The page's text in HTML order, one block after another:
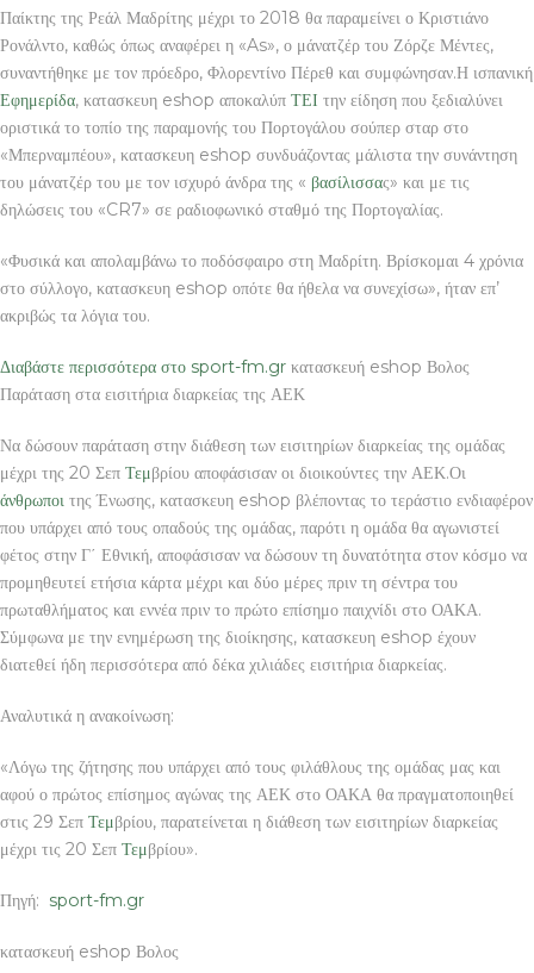
Παίκτης της Ρεάλ Μαδρίτης μέχρι το 2018 θα παραμείνει ο Κριστιάνο
Ρονάλντο, καθώς όπως αναφέρει η «As», ο μάνατζέρ του Ζόρζε Μέντες,
συναντήθηκε με τον πρόεδρο, Φλορεντίνο Πέρεθ και συμφώνησαν.Η ισπανική
Εφημερίδα, κατασκευη eshop αποκαλύπ ΤΕΙ την είδηση που ξεδιαλύνει
οριστικά το τοπίο της παραμονής του Πορτογάλου σούπερ σταρ στο
«Μπερναμπέου», κατασκευη eshop συνδυάζοντας μάλιστα την συνάντηση
του μάνατζέρ του με τον ισχυρό άνδρα της « βασίλισσας» και με τις
δηλώσεις του «CR7» σε ραδιοφωνικό σταθμό της Πορτογαλίας.
«Φυσικά και απολαμβάνω το ποδόσφαιρο στη Μαδρίτη. Βρίσκομαι 4 χρόνια
στο σύλλογο, κατασκευη eshop οπότε θα ήθελα να συνεχίσω», ήταν επ’
ακριβώς τα λόγια του.
Διαβάστε περισσότερα στο sport-fm.gr κατασκευή eshop Βολος
Παράταση στα εισιτήρια διαρκείας της ΑΕΚ
Να δώσουν παράταση στην διάθεση των εισιτηρίων διαρκείας της ομάδας
μέχρι της 20 Σεπ Τεμβρίου αποφάσισαν οι διοικούντες την ΑΕΚ.Οι
άνθρωποι της Ένωσης, κατασκευη eshop βλέποντας το τεράστιο ενδιαφέρον
που υπάρχει από τους οπαδούς της ομάδας, παρότι η ομάδα θα αγωνιστεί
φέτος στην Γ΄ Εθνική, αποφάσισαν να δώσουν τη δυνατότητα στον κόσμο να
προμηθευτεί ετήσια κάρτα μέχρι και δύο μέρες πριν τη σέντρα του
πρωταθλήματος και εννέα πριν το πρώτο επίσημο παιχνίδι στο ΟΑΚΑ.
Σύμφωνα με την ενημέρωση της διοίκησης, κατασκευη eshop έχουν
διατεθεί ήδη περισσότερα από δέκα χιλιάδες εισιτήρια διαρκείας.
Αναλυτικά η ανακοίνωση:
«Λόγω της ζήτησης που υπάρχει από τους φιλάθλους της ομάδας μας και
αφού ο πρώτος επίσημος αγώνας της ΑΕΚ στο ΟΑΚΑ θα πραγματοποιηθεί
στις 29 Σεπ Τεμβρίου, παρατείνεται η διάθεση των εισιτηρίων διαρκείας
μέχρι τις 20 Σεπ Τεμβρίου».
Πηγή: sport-fm.gr
κατασκευή eshop Βολος